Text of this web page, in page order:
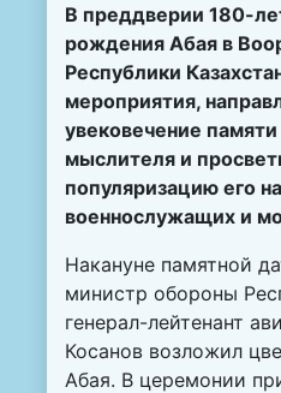
В преддверии 180-
рождения Абая в
Республики
мероприятия,
увековечение
мыслителя и
популяризацию его
военнослужащих и
Накануне памятной
министр обороны
генерал-лейтенант
Косанов возложил
Абая. В церемонии